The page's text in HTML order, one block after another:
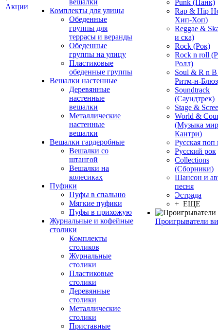
Акции
вешалки
Комплекты для улицы
Обеденные
группы для
террасы и веранды
Обеденные
группы на улицу
Пластиковые
обеденные группы
Вешалки настенные
Деревянные
настенные
вешалки
Металлические
настенные
вешалки
Вешалки гардеробные
Вешалки со
штангой
Вешалки на
колесиках
Пуфики
Пуфы в спальню
Мягкие пуфики
Пуфы в прихожую
Журнальные и кофейные
столики
Комплекты
столиков
Журнальные
столики
Пластиковые
столики
Деревянные
столики
Металлические
столики
Приставные
Punk (Панк)
Rap & Hip
Хип-Хоп)
Reggae &
и ска)
Rock (Рок)
Rock n roll
Ролл)
Soul & R n
Ритм-н-
Soundtrack
(Саундтрек)
Stage &
World &
(Музыка
Кантри)
Русская поп
Русский рок
Сollections
(Сборники)
Шансон и
песня
Эстрада
+ ЕЩЕ
Проигрыватели